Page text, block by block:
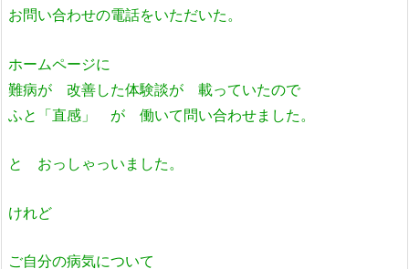
お問い合わせの電話をいただいた。
ホームページに
難病が 改善した体験談が 載っていたので
ふと「直感」 が 働いて問い合わせました。
と おっしゃっいました。
けれど
ご自分の病気について